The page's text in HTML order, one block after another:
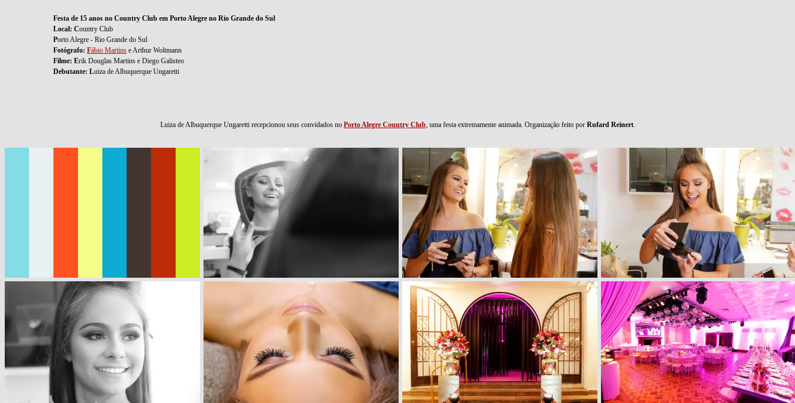
Festa de 15 anos no Country Club em Porto Alegre no Rio Grande do Sul
Local: Country Club
Porto Alegre - Rio Grande do Sul
Fotógrafo: Fábio Martins e Arthur Woltmann
Filme: Erik Douglas Martins e Diego Galisteo
Debutante: Luiza de Albuquerque Ungaretti
Luiza de Albuquerque Ungaretti recepcionou seus convidados no Porto AlegreCountry Club, uma festa extremamente animada. Organização feito porRufard Reinert.